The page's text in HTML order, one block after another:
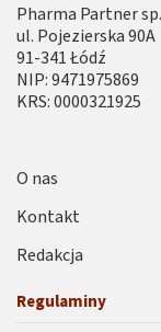
Pharma Partner
ul. Pojezierska 90A
91-341 Łódź
NIP: 9471975869
KRS: 0000321925
Regulaminy
O nas
Kontakt
Redakcja